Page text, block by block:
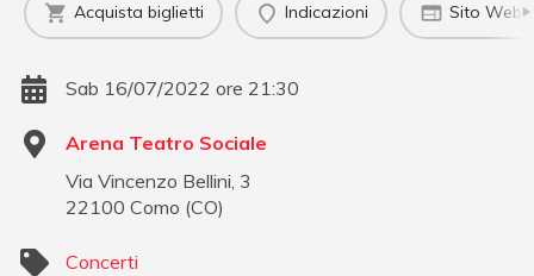
Acquista biglietti Indicazioni Sito Web
Sab 16/07/2022 ore 21:30
Arena Teatro Sociale
Via Vincenzo Bellini, 3
22100 Como (CO)
Concerti